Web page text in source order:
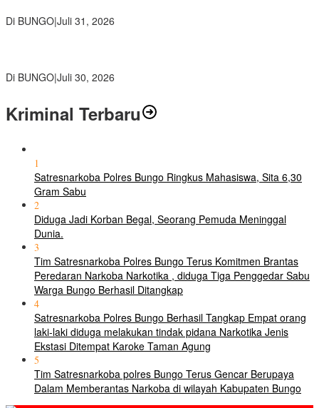
Di BUNGO|Juli 31, 2026
Di BUNGO|Juli 30, 2026
Kriminal Terbaru
1
Satresnarkoba Polres Bungo Ringkus Mahasiswa, Sita 6,30
Gram Sabu
2
Diduga Jadi Korban Begal, Seorang Pemuda Meninggal
Dunia.
3
Tim Satresnarkoba Polres Bungo Terus Komitmen Brantas
Peredaran Narkoba Narkotika , diduga Tiga Penggedar Sabu
Warga Bungo Berhasil Ditangkap
4
Satresnarkoba Polres Bungo Berhasil Tangkap Empat orang
laki-laki diduga melakukan tindak pidana Narkotika Jenis
Ekstasi Ditempat Karoke Taman Agung
5
Tim Satresnarkoba polres Bungo Terus Gencar Berupaya
Dalam Memberantas Narkoba di wilayah Kabupaten Bungo